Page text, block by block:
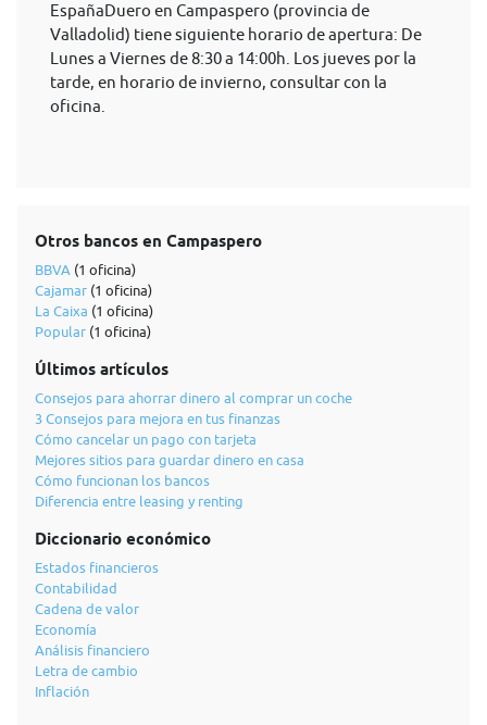
EspañaDuero en Campaspero (provincia de
Valladolid) tiene siguiente horario de apertura: De
Lunes a Viernes de 8:30 a 14:00h. Los jueves por la
tarde, en horario de invierno, consultar con la
oficina.
Otros bancos en Campaspero
BBVA (1 oficina)
Cajamar (1 oficina)
La Caixa (1 oficina)
Popular (1 oficina)
Últimos artículos
Consejos para ahorrar dinero al comprar un coche
3 Consejos para mejora en tus finanzas
Cómo cancelar un pago con tarjeta
Mejores sitios para guardar dinero en casa
Cómo funcionan los bancos
Diferencia entre leasing y renting
Diccionario económico
Estados financieros
Contabilidad
Cadena de valor
Economía
Análisis financiero
Letra de cambio
Inflación